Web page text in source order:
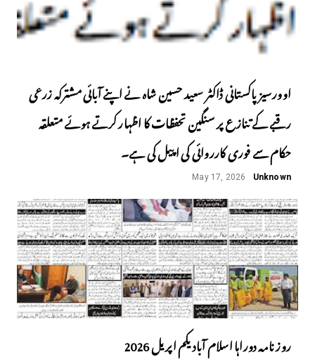
اوورسیز پاکستانی ڈاکٹر سعید حسین شاہ نے اپنے آبائی مشترکہ زرعی
رقبے کے تنازع پر سنگین تحفظات کا اظہار کرتے ہوئے متعلقہ
حکام سے فوری کارروائی کی اپیل کی ہے۔
Unknown
May 17, 2026
روز نامہ دوراہا اسلام آباد یکم اپریل 2026